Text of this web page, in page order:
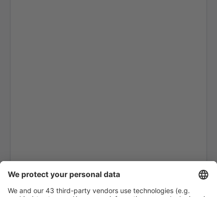
Santiago de Compostela (SCQ)
Leon (LEN)